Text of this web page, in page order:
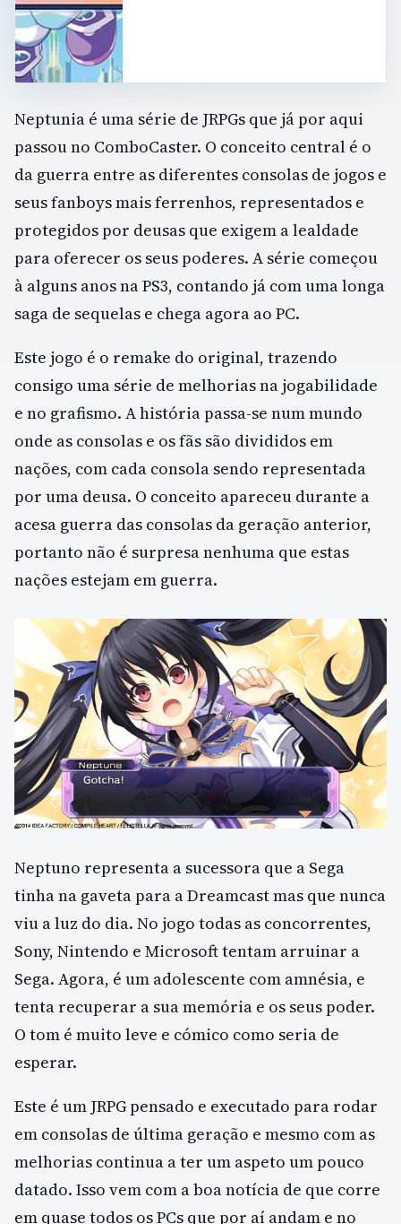
Neptunia é uma série de JRPGs que já por aqui
passou no ComboCaster. O conceito central é o
da guerra entre as diferentes consolas de jogos e
seus fanboys mais ferrenhos, representados e
protegidos por deusas que exigem a lealdade
para oferecer os seus poderes. A série começou
à alguns anos na PS3, contando já com uma longa
saga de sequelas e chega agora ao PC.
Este jogo é o remake do original, trazendo
consigo uma série de melhorias na jogabilidade
e no grafismo. A história passa-se num mundo
onde as consolas e os fãs são divididos em
nações, com cada consola sendo representada
por uma deusa. O conceito apareceu durante a
acesa guerra das consolas da geração anterior,
portanto não é surpresa nenhuma que estas
nações estejam em guerra.
Neptuno representa a sucessora que a Sega
tinha na gaveta para a Dreamcast mas que nunca
viu a luz do dia. No jogo todas as concorrentes,
Sony, Nintendo e Microsoft tentam arruinar a
Sega. Agora, é um adolescente com amnésia, e
tenta recuperar a sua memória e os seus poder.
O tom é muito leve e cómico como seria de
esperar.
Este é um JRPG pensado e executado para rodar
em consolas de última geração e mesmo com as
melhorias continua a ter um aspeto um pouco
datado. Isso vem com a boa notícia de que corre
em quase todos os PCs que por aí andam e no